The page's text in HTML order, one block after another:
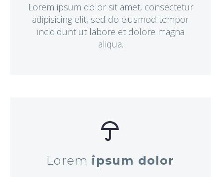
Lorem ipsum dolor sit amet, consectetur
adipisicing elit, sed do eiusmod tempor
incididunt ut labore et dolore magna
aliqua.


Lorem ipsum dolor